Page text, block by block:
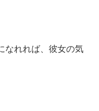
なれれば、彼女の気